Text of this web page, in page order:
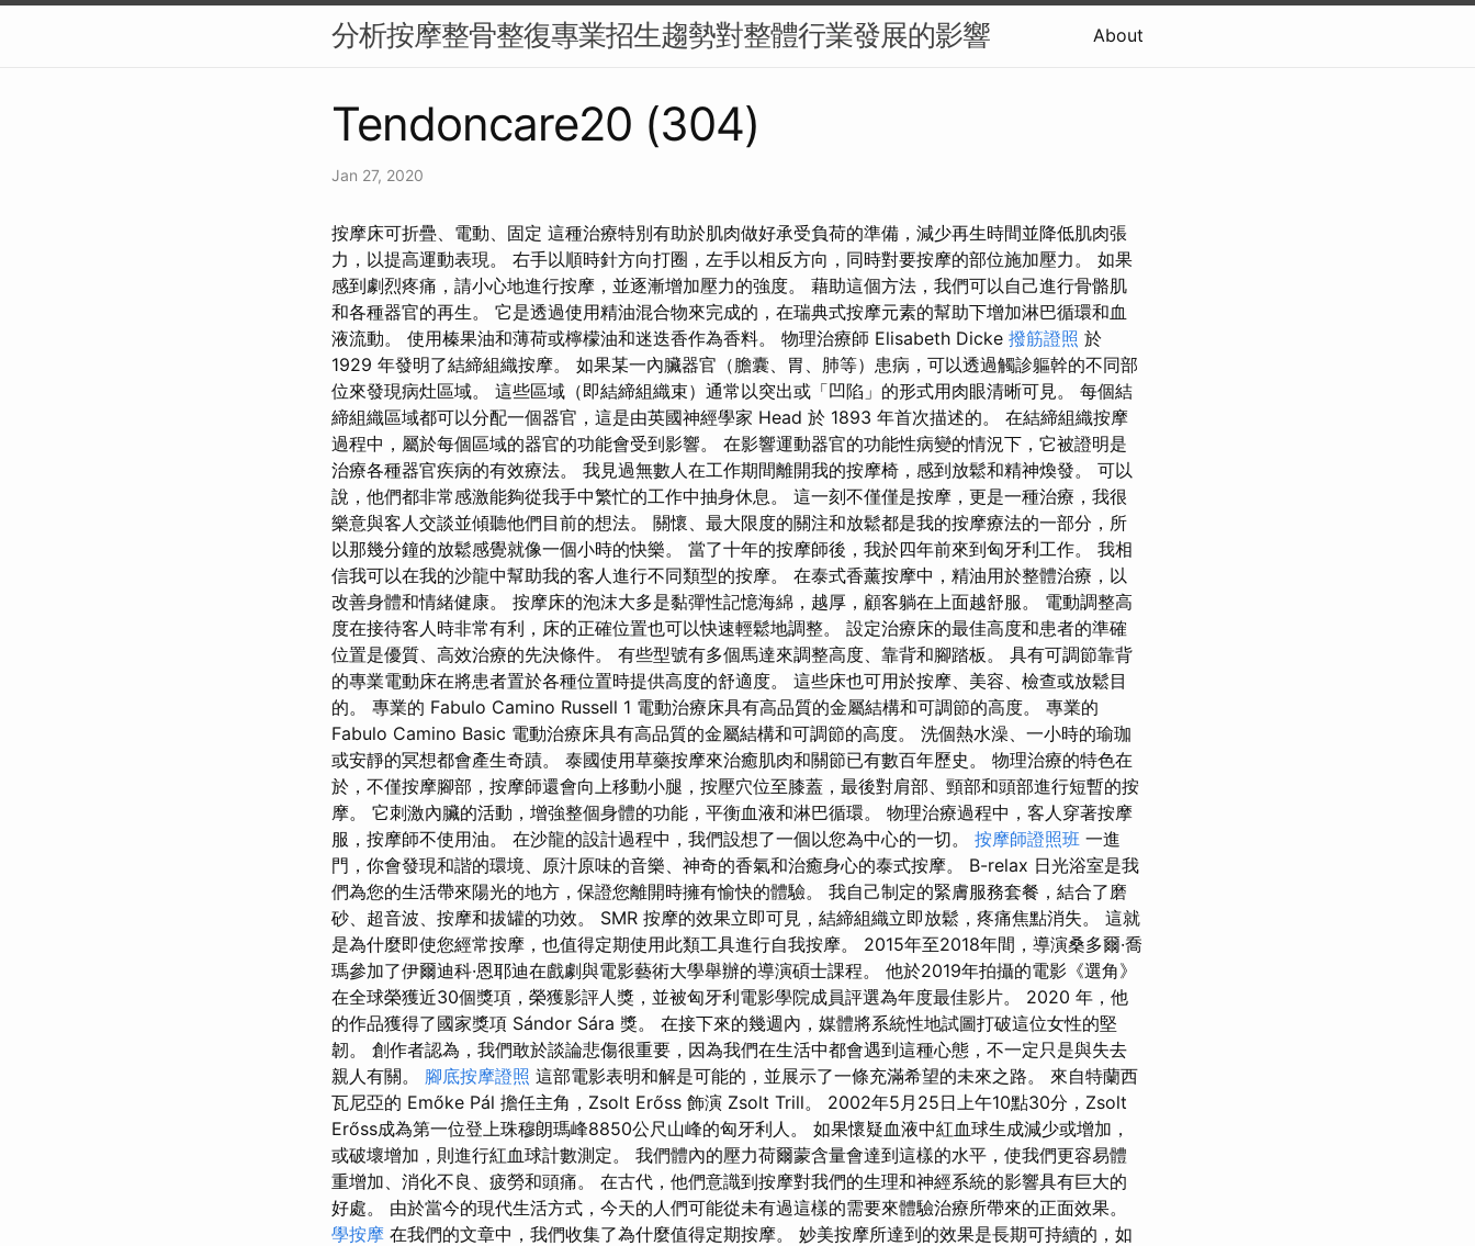
分析按摩整骨整復專業招生趨勢對整體行業發展的影響 About
Tendoncare20 (304)
Jan 27, 2020
按摩床可折疊、電動、固定 這種治療特別有助於肌肉做好承受負荷的準備，減少再生時間並降低肌肉張
力，以提高運動表現。 右手以順時針方向打圈，左手以相反方向，同時對要按摩的部位施加壓力。 如果
感到劇烈疼痛，請小心地進行按摩，並逐漸增加壓力的強度。 藉助這個方法，我們可以自己進行骨骼肌
和各種器官的再生。 它是透過使用精油混合物來完成的，在瑞典式按摩元素的幫助下增加淋巴循環和血
液流動。 使用榛果油和薄荷或檸檬油和迷迭香作為香料。 物理治療師 Elisabeth Dicke 撥筋證照 於
1929 年發明了結締組織按摩。 如果某一內臟器官（膽囊、胃、肺等）患病，可以透過觸診軀幹的不同部
位來發現病灶區域。 這些區域（即結締組織束）通常以突出或「凹陷」的形式用肉眼清晰可見。 每個結
締組織區域都可以分配一個器官，這是由英國神經學家 Head 於 1893 年首次描述的。 在結締組織按摩
過程中，屬於每個區域的器官的功能會受到影響。 在影響運動器官的功能性病變的情況下，它被證明是
治療各種器官疾病的有效療法。 我見過無數人在工作期間離開我的按摩椅，感到放鬆和精神煥發。 可以
說，他們都非常感激能夠從我手中繁忙的工作中抽身休息。 這一刻不僅僅是按摩，更是一種治療，我很
樂意與客人交談並傾聽他們目前的想法。 關懷、最大限度的關注和放鬆都是我的按摩療法的一部分，所
以那幾分鐘的放鬆感覺就像一個小時的快樂。 當了十年的按摩師後，我於四年前來到匈牙利工作。 我相
信我可以在我的沙龍中幫助我的客人進行不同類型的按摩。 在泰式香薰按摩中，精油用於整體治療，以
改善身體和情緒健康。 按摩床的泡沫大多是黏彈性記憶海綿，越厚，顧客躺在上面越舒服。 電動調整高
度在接待客人時非常有利，床的正確位置也可以快速輕鬆地調整。 設定治療床的最佳高度和患者的準確
位置是優質、高效治療的先決條件。 有些型號有多個馬達來調整高度、靠背和腳踏板。 具有可調節靠背
的專業電動床在將患者置於各種位置時提供高度的舒適度。 這些床也可用於按摩、美容、檢查或放鬆目
的。 專業的 Fabulo Camino Russell 1 電動治療床具有高品質的金屬結構和可調節的高度。 專業的
Fabulo Camino Basic 電動治療床具有高品質的金屬結構和可調節的高度。 洗個熱水澡、一小時的瑜珈
或安靜的冥想都會產生奇蹟。 泰國使用草藥按摩來治癒肌肉和關節已有數百年歷史。 物理治療的特色在
於，不僅按摩腳部，按摩師還會向上移動小腿，按壓穴位至膝蓋，最後對肩部、頸部和頭部進行短暫的按
摩。 它刺激內臟的活動，增強整個身體的功能，平衡血液和淋巴循環。 物理治療過程中，客人穿著按摩
服，按摩師不使用油。 在沙龍的設計過程中，我們設想了一個以您為中心的一切。 按摩師證照班 一進
門，你會發現和諧的環境、原汁原味的音樂、神奇的香氣和治癒身心的泰式按摩。 B-relax 日光浴室是我
們為您的生活帶來陽光的地方，保證您離開時擁有愉快的體驗。 我自己制定的緊膚服務套餐，結合了磨
砂、超音波、按摩和拔罐的功效。 SMR 按摩的效果立即可見，結締組織立即放鬆，疼痛焦點消失。 這就
是為什麼即使您經常按摩，也值得定期使用此類工具進行自我按摩。 2015年至2018年間，導演桑多爾·喬
瑪參加了伊爾迪科·恩耶迪在戲劇與電影藝術大學舉辦的導演碩士課程。 他於2019年拍攝的電影《選角》
在全球榮獲近30個獎項，榮獲影評人獎，並被匈牙利電影學院成員評選為年度最佳影片。 2020 年，他
的作品獲得了國家獎項 Sándor Sára 獎。 在接下來的幾週內，媒體將系統性地試圖打破這位女性的堅
韌。 創作者認為，我們敢於談論悲傷很重要，因為我們在生活中都會遇到這種心態，不一定只是與失去
親人有關。 腳底按摩證照 這部電影表明和解是可能的，並展示了一條充滿希望​​的未來之路。 來自特蘭西
瓦尼亞的 Emőke Pál 擔任主角，Zsolt Erőss 飾演 Zsolt Trill。 2002年5月25日上午10點30分，Zsolt
Erőss成為第一位登上珠穆朗瑪峰8850公尺山峰的匈牙利人。 如果懷疑血液中紅血球生成減少或增加，
或破壞增加，則進行紅血球計數測定。 我們體內的壓力荷爾蒙含量會達到這樣的水平，使我們更容易體
重增加、消化不良、疲勞和頭痛。 在古代，他們意識到按摩對我們的生理和神經系統的影響具有巨大的
好處。 由於當今的現代生活方式，今天的人們可能從未有過這樣的需要來體驗治療所帶來的正面效果。
學按摩 在我們的文章中，我們收集了為什麼值得定期按摩。 妙美按摩所達到的效果是長期可持續的，如